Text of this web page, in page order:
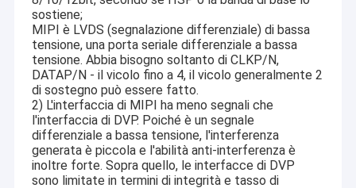
Modulo della macchina fotografica di DVP
Modulo globale della macchina fotografica dell'otturatore
Modulo della macchina fotografica di visione notturna
Modulo della macchina fotografica dell'endoscopio
Modulo doppio della macchina fotografica della lente
sostiene;
MIPI è LVDS (segnalazione differenziale) di bassa
tensione, una porta seriale differenziale a bassa
tensione. Abbia bisogno soltanto di CLKP/N,
DATAP/N - il vicolo fino a 4, il vicolo generalmente 2
di sostegno può essere fatto.
2) L'interfaccia di MIPI ha meno segnali che
l'interfaccia di DVP. Poiché è un segnale
differenziale a bassa tensione, l'interferenza
generata è piccola e l'abilità anti-interferenza è
inoltre forte. Sopra quello, le interfacce di DVP
sono limitate in termini di integrità e tasso di